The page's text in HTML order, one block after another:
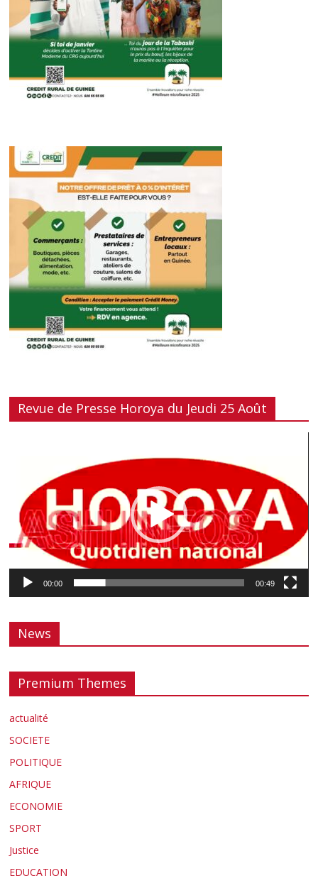
Revue de Presse Horoya du Jeudi 25 Août
00:00 00:49
News
Premium Themes
actualité
SOCIETE
POLITIQUE
AFRIQUE
ECONOMIE
SPORT
Justice
EDUCATION